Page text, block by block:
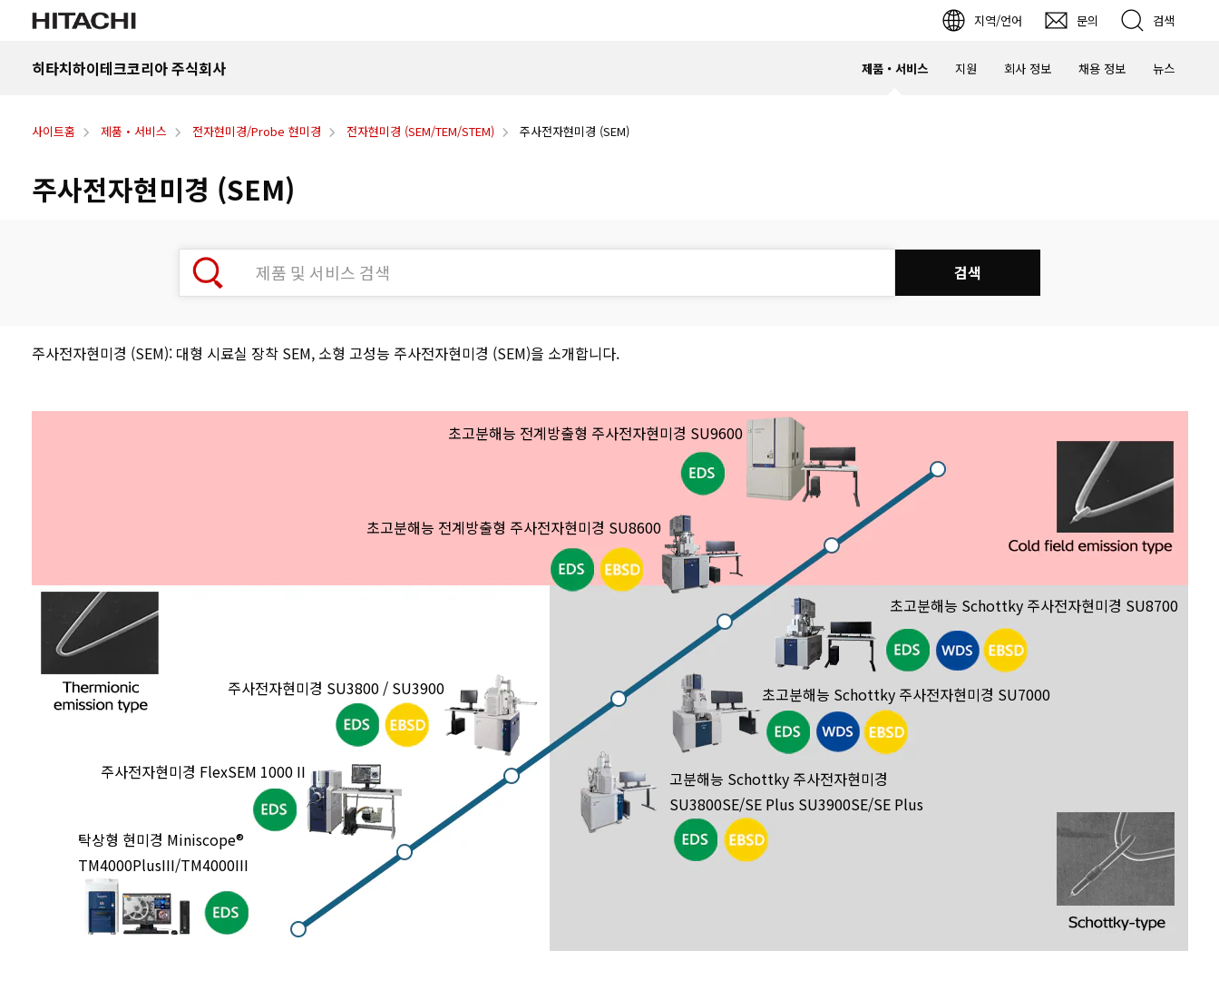
지역/언어 문의 검색
히타치하이테크코리아 주식회사 제품・서비스 지원 회사 정보 채용 정보 뉴스
사이트홈 제품・서비스 전자현미경/Probe 현미경 전자현미경 (SEM/TEM/STEM) 주사전자현미경 (SEM)
주사전자현미경 (SEM)
주사전자현미경 (SEM): 대형 시료실 장착 SEM, 소형 고성능 주사전자현미경 (SEM)을 소개합니다.
초고분해능 전계방출형 주사전자현미경 SU9600
초고분해능 전계방출형 주사전자현미경 SU8600
초고분해능 Schottky 주사전자현미경 SU8700
초고분해능 Schottky 주사전자현미경 SU7000
고분해능 Schottky 주사전자현미경
SU3800SE/SE Plus SU3900SE/SE Plus
주사전자현미경 SU3800 / SU3900
주사전자현미경 FlexSEM 1000 II
탁상형 현미경 Miniscope®
TM4000PlusIII/TM4000III